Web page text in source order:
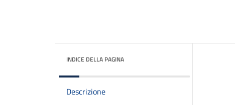
INDICE DELLA PAGINA
Descrizione